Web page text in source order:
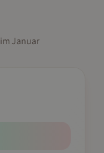
im Januar